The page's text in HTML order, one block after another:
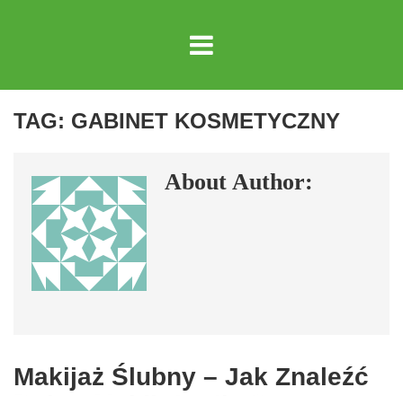
TAG: GABINET KOSMETYCZNY
About Author:
Makijaż Ślubny – Jak Znaleźć